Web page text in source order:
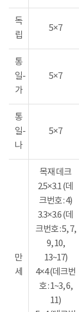
독
립
5×7
통
일-
가
5×7
통
일-
나
5×7
만
세
목재 데크
2.5×3.1 (데
크번호 : 4)
3.3×3.6 (데
크번호 : 5, 7,
9, 10,
13~17)
4×4 (데크번
호 : 1~3, 6,
11)